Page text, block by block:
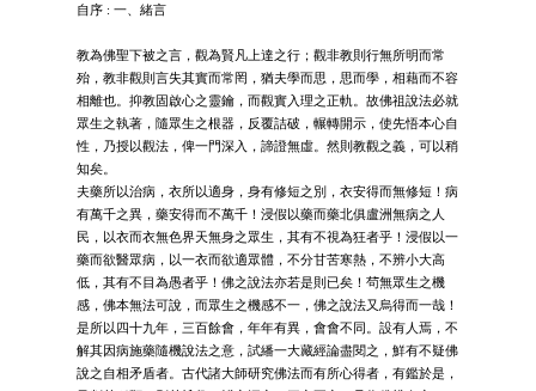
自序 : 一、緒言
教為佛聖下被之言，觀為賢凡上達之行；觀非教則行無所明而常
殆，教非觀則言失其實而常罔，猶夫學而思，思而學，相藉而不容
相離也。抑教固啟心之靈鑰，而觀實入理之正軌。故佛祖說法必就
眾生之執著，隨眾生之根器，反覆詰破，輾轉開示，使先悟本心自
性，乃授以觀法，俾一門深入，諦證無虛。然則教觀之義，可以稍
知矣。
夫藥所以治病，衣所以適身，身有修短之別，衣安得而無修短！病
有萬千之異，藥安得而不萬千！浸假以藥而藥北俱盧洲無病之人
民，以衣而衣無色界天無身之眾生，其有不視為狂者乎！浸假以一
藥而欲醫眾病，以一衣而欲適眾體，不分甘苦寒熱，不辨小大高
低，其有不目為愚者乎！佛之說法亦若是則已矣！茍無眾生之機
感，佛本無法可說，而眾生之機感不一，佛之說法又烏得而一哉！
是所以四十九年，三百餘會，年年有異，會會不同。設有人焉，不
解其因病施藥隨機說法之意，試繙一大藏經論盡閱之，鮮有不疑佛
說之自相矛盾者。古代諸大師研究佛法而有所心得者，有鑑於是，